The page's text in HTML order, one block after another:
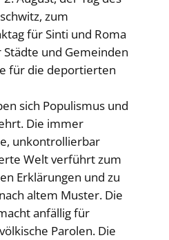
zum
für Sinti und Roma
und Gemeinden
für die deportierten
sich Populismus und
Die immer
unkontrollierbar
Welt verführt zum
Erklärungen und zu
altem Muster. Die
anfällig für
Parolen. Die